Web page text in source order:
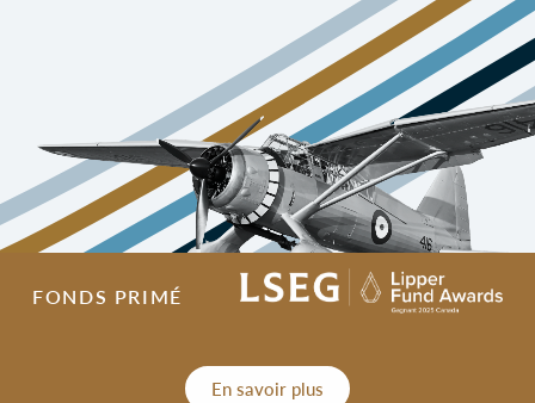
FONDS PRIMÉ
En savoir plus